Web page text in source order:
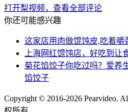
打开梨视频，查看全部评论
你还可能感兴趣
这家店用肉做馄饨皮,吃着嚼
上海网红馄饨店，好吃到让
菊花馅饺子你吃过吗？爱养
馅饺子
Copyright © 2016-2026 Pearvideo.